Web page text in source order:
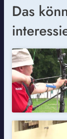
Das